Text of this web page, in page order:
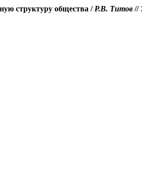
структуру общества / Р.В. Титов //